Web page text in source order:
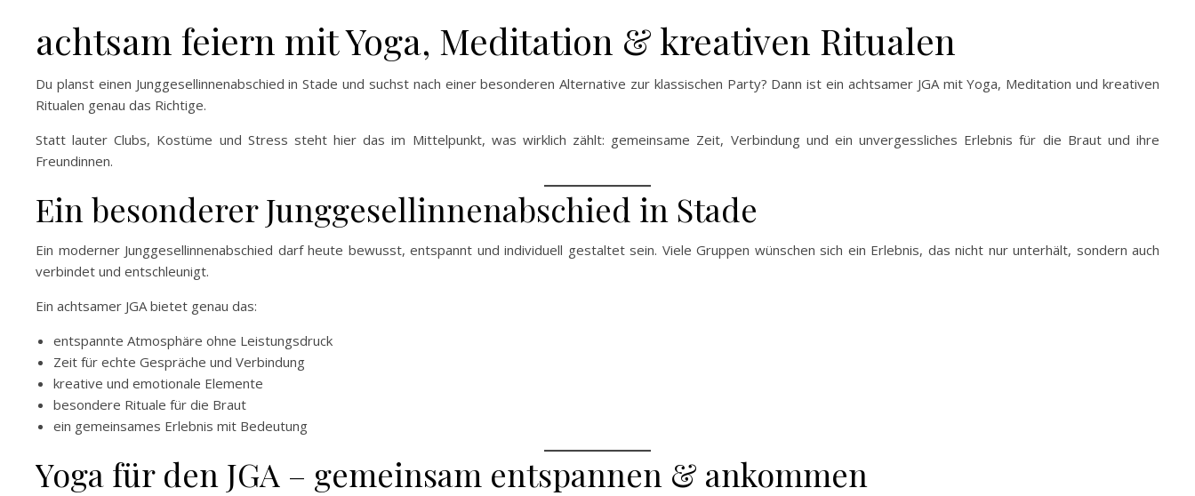
achtsam feiern mit Yoga, Meditation & kreativen Ritualen
Du planst einen Junggesellinnenabschied in Stade und suchst nach einer besonderen Alternative zur klassischen Party? Dann ist ein achtsamer JGA mit Yoga, Meditation und kreativen
Ritualen genau das Richtige.
Statt lauter Clubs, Kostüme und Stress steht hier das im Mittelpunkt, was wirklich zählt: gemeinsame Zeit, Verbindung und ein unvergessliches Erlebnis für die Braut und ihre
Freundinnen.
Ein besonderer Junggesellinnenabschied in Stade
Ein moderner Junggesellinnenabschied darf heute bewusst, entspannt und individuell gestaltet sein. Viele Gruppen wünschen sich ein Erlebnis, das nicht nur unterhält, sondern auch
verbindet und entschleunigt.
Ein achtsamer JGA bietet genau das:
entspannte Atmosphäre ohne Leistungsdruck
Zeit für echte Gespräche und Verbindung
kreative und emotionale Elemente
besondere Rituale für die Braut
ein gemeinsames Erlebnis mit Bedeutung
Yoga für den JGA – gemeinsam entspannen & ankommen